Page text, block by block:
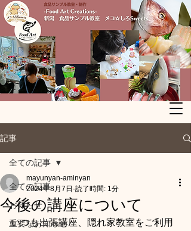
記事
全ての記事
お知らせ
重要なお知らせ
全ての記事
今後の講座について
mayunyan-aminyan
2024年8月7日 読了時間: 1分
いつも出張講座、隠れ家教室をご利用